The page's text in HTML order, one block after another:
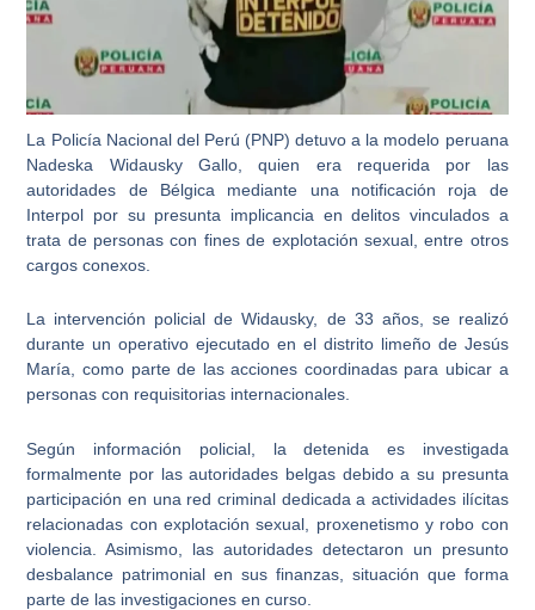
La Policía Nacional del Perú (PNP) detuvo a la modelo peruana
Nadeska Widausky Gallo, quien era requerida por las
autoridades de Bélgica mediante una notificación roja de
Interpol por su presunta implicancia en delitos vinculados a
trata de personas con fines de explotación sexual, entre otros
cargos conexos.
La intervención policial de Widausky, de 33 años, se realizó
durante un operativo ejecutado en el distrito limeño de Jesús
María, como parte de las acciones coordinadas para ubicar a
personas con requisitorias internacionales.
Según información policial, la detenida es investigada
formalmente por las autoridades belgas debido a su presunta
participación en una red criminal dedicada a actividades ilícitas
relacionadas con explotación sexual, proxenetismo y robo con
violencia. Asimismo, las autoridades detectaron un presunto
desbalance patrimonial en sus finanzas, situación que forma
parte de las investigaciones en curso.